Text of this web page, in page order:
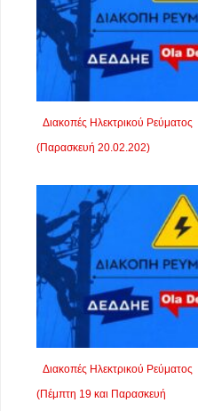
Διακοπές Ηλεκτρικού Ρεύματος
(Παρασκευή 20.02.202)
Διακοπές Ηλεκτρικού Ρεύματος
(Πέμπτη 19 και Παρασκευή